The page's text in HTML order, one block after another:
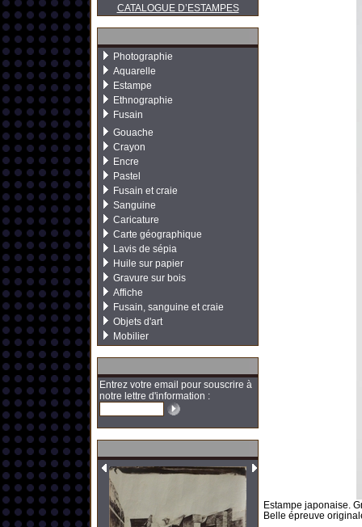
CATALOGUE D’ESTAMPES
Photographie
Aquarelle
Estampe
Ethnographie
Fusain
Gouache
Crayon
Encre
Pastel
Fusain et craie
Sanguine
Caricature
Carte géographique
Lavis de sépia
Huile sur papier
Gravure sur bois
Affiche
Fusain, sanguine et craie
Objets d'art
Mobilier
Entrez votre email pour souscrire à
notre lettre d'information :
Estampe japonaise.
Belle épreuve